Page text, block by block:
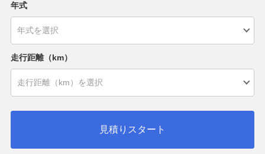
年式
走行距離（km）
見積りスタート